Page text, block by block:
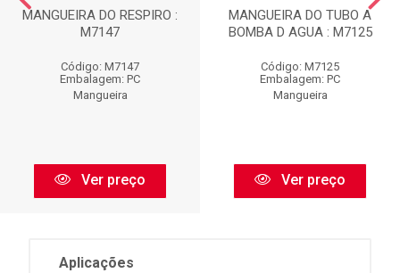
MANGUEIRA DO RESPIRO :
M7147
Código: M7147
Embalagem: PC
Mangueira
Ver preço
MANGUEIRA DO TUBO A
BOMBA D AGUA : M7125
Código: M7125
Embalagem: PC
Mangueira
Ver preço
Aplicações